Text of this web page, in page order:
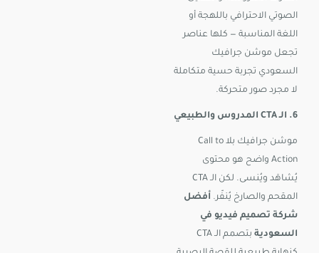
الصوتي الاحترافي باللهجة أو
اللغة المناسبة — كلها عناصر
تجعل موشن جرافيك
السعودي تجربة حسية متكاملة
لا مجرد صور متحركة.
6. الـ CTA المدروس والطبيعي
موشن جرافيك بلا Call to
Action واضح هو محتوى
يُشاهَد ويُنسى. لكن الـ CTA
المقحم والصارخ يُنفّر. أفضل
شركة تصميم فيديو في
السعودية
بتصمم الـ CTA